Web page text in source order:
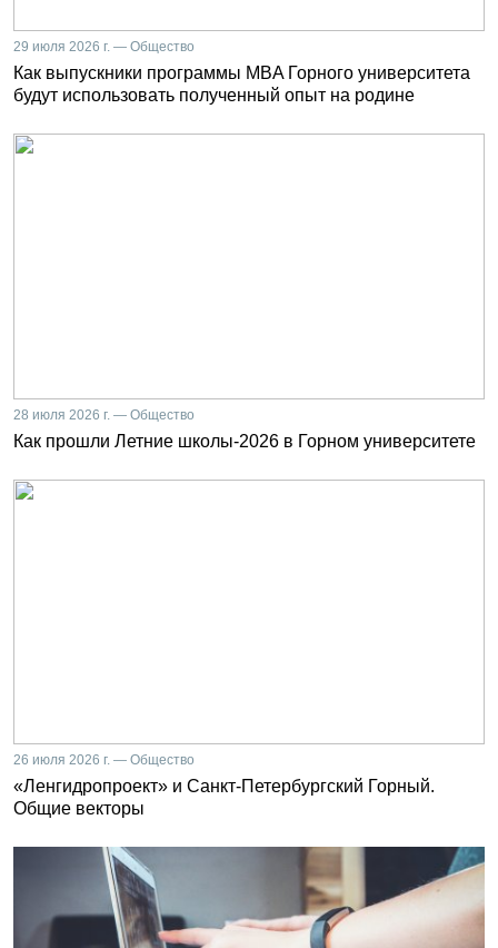
29 июля 2026 г. — Общество
Как выпускники программы MBA Горного университета
будут использовать полученный опыт на родине
28 июля 2026 г. — Общество
Как прошли Летние школы-2026 в Горном университете
26 июля 2026 г. — Общество
«Ленгидропроект» и Санкт-Петербургский Горный.
Общие векторы